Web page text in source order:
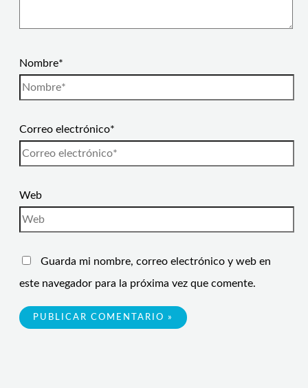
Nombre*
Correo electrónico*
Web
Guarda mi nombre, correo electrónico y web en
este navegador para la próxima vez que comente.